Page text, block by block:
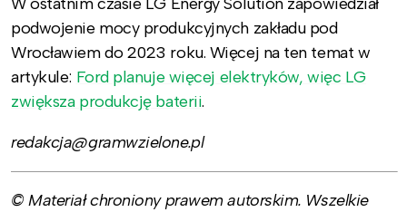
podwojenie mocy produkcyjnych zakładu pod
Wrocławiem do 2023 roku. Więcej na ten temat w
artykule: Ford planuje więcej elektryków, więc LG
zwiększa produkcję baterii.
redakcja@gramwzielone.pl
© Materiał chroniony prawem autorskim. Wszelkie